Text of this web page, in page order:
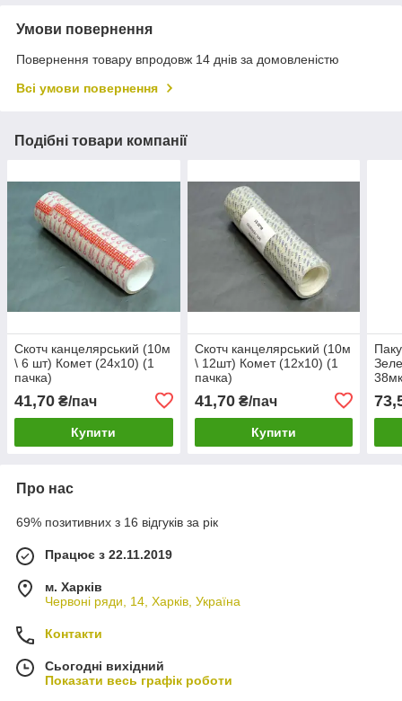
Умови повернення
Повернення товару впродовж 14 днів за домовленістю
Всі умови повернення
Подібні товари компанії
Скотч канцелярський (10м
\ 6 шт) Комет (24х10) (1
пачка)
41,70 ₴/пач
Купити
Скотч канцелярський (10м
\ 12шт) Комет (12х10) (1
пачка)
41,70₴/пач
Купити
№
Про нас
69% позитивних з 16 відгуків за рік
Працює з 22.11.2019
м. Харків
Червоні ряди, 14, Харків, Україна
Контакти
Сьогодні вихідний
Показати весь графік роботи